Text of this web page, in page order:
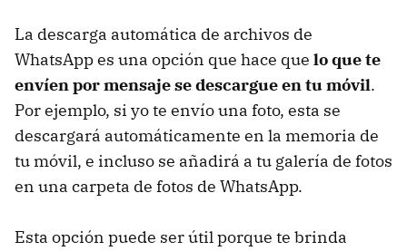
La descarga automática de archivos de
WhatsApp es una opción que hace que lo que te
envíen por mensaje se descargue en tu móvil.
Por ejemplo, si yo te envío una foto, esta se
descargará automáticamente en la memoria de
tu móvil, e incluso se añadirá a tu galería de fotos
en una carpeta de fotos de WhatsApp.
Esta opción puede ser útil porque te brinda